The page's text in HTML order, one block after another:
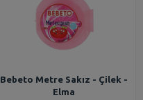
Bebeto Metre Sakız - Çilek -
Elma